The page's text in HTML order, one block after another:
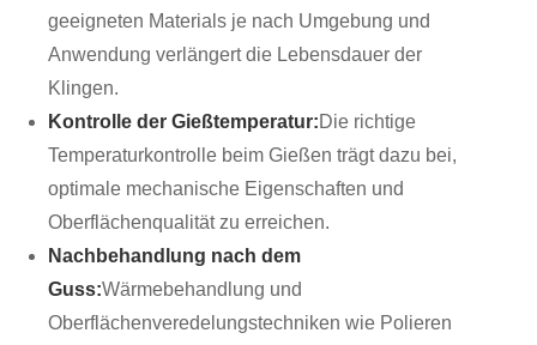
geeigneten Materials je nach Umgebung und
Anwendung verlängert die Lebensdauer der
Klingen.
Kontrolle der Gießtemperatur:Die richtige
Temperaturkontrolle beim Gießen trägt dazu bei,
optimale mechanische Eigenschaften und
Oberflächenqualität zu erreichen.
Nachbehandlung nach dem
Guss:Wärmebehandlung und
Oberflächenveredelungstechniken wie Polieren